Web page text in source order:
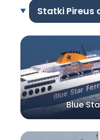
Statki Pireus
Blue